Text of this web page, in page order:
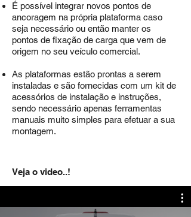
É possível integrar novos pontos de
ancoragem na própria plataforma caso
seja necessário ou então manter os
pontos de fixação de carga que vem de
origem no seu veículo comercial.
As plataformas estão prontas a serem
instaladas e são fornecidas com um kit de
acessórios de instalação e instruções,
sendo necessário apenas ferramentas
manuais muito simples para efetuar a sua
montagem.
Veja o video..!